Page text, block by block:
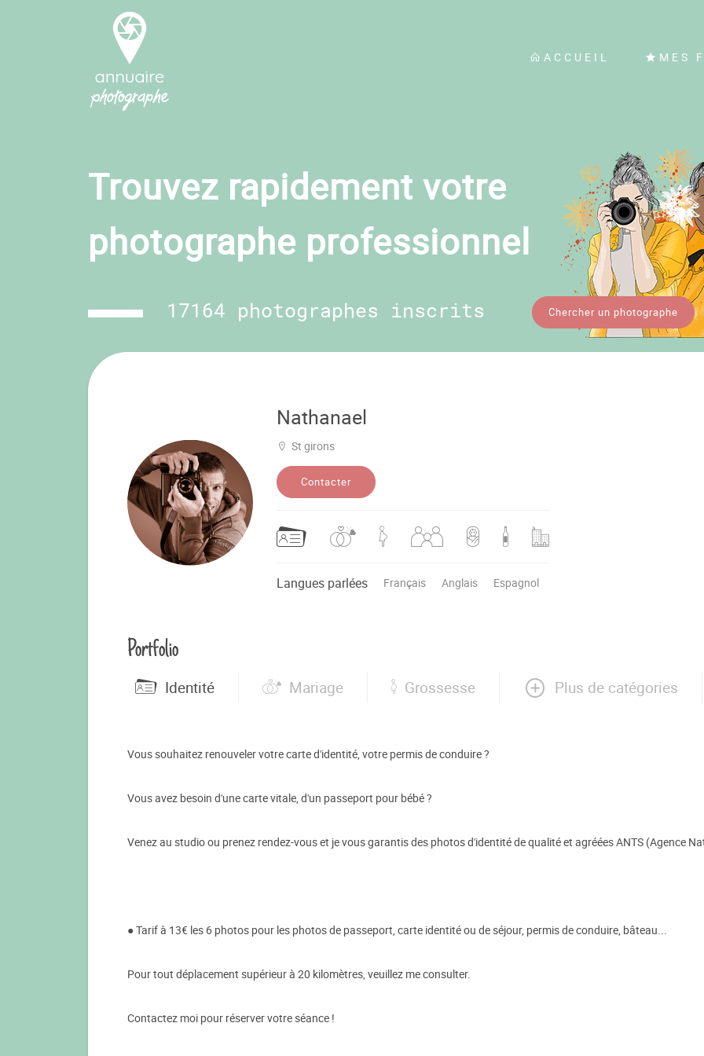
ACCUEIL MES
Trouvez rapidement votre
photographe professionnel
17164 photographes inscrits Chercher un photographe
Nathanael
St girons
Contacter
Langues parlées Français Anglais Espagnol
Portfolio
Identité Mariage Grossesse Plus de catégories
Vous souhaitez renouveler votre carte d'identité, votre permis de conduire ?
Vous avez besoin d'une carte vitale, d'un passeport pour bébé ?
Venez au studio ou prenez rendez-vous et je vous garantis des photos d'identité de qualité et agréées ANTS (Agence
● Tarif à 13€ les 6 photos pour les photos de passeport, carte identité ou de séjour, permis de conduire, bâteau...
Pour tout déplacement supérieur à 20 kilomètres, veuillez me consulter.
Contactez moi pour réserver votre séance !